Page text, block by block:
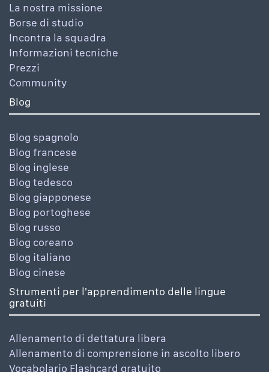
La nostra missione
Borse di studio
Incontra la squadra
Informazioni tecniche
Prezzi
Community
Blog
Blog spagnolo
Blog francese
Blog inglese
Blog tedesco
Blog giapponese
Blog portoghese
Blog russo
Blog coreano
Blog italiano
Blog cinese
Strumenti per l'apprendimento delle lingue
gratuiti
Allenamento di dettatura libera
Allenamento di comprensione in ascolto libero
Vocabolario Flashcard gratuito